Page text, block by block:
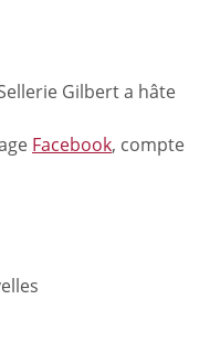
Gilbert a hâte
Facebook, compte